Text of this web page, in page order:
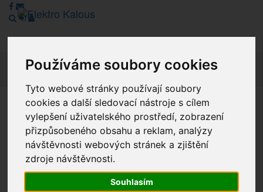
Používáme soubory cookies
Tyto webové stránky používají soubory
cookies a další sledovací nástroje s cílem
vylepšení uživatelského prostředí, zobrazení
přizpůsobeného obsahu a reklam, analýzy
návštěvnosti webových stránek a zjištění
zdroje návštěvnosti.
Souhlasím
Vážení zákazníci, v tuto chvíli je Náš internetový obchod v
režimu Katalogu. Objednávky on-line nyní nelze vyřídit.
Děkujeme za pochopení.